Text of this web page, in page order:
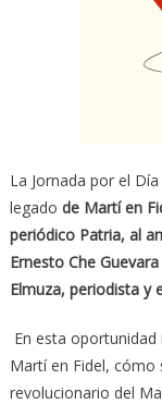
La Jornada por el
legado de Martí en
periódico Patria, al
Ernesto Che
Elmuza, periodista y
En esta
Martí en Fidel,
revolucionario del